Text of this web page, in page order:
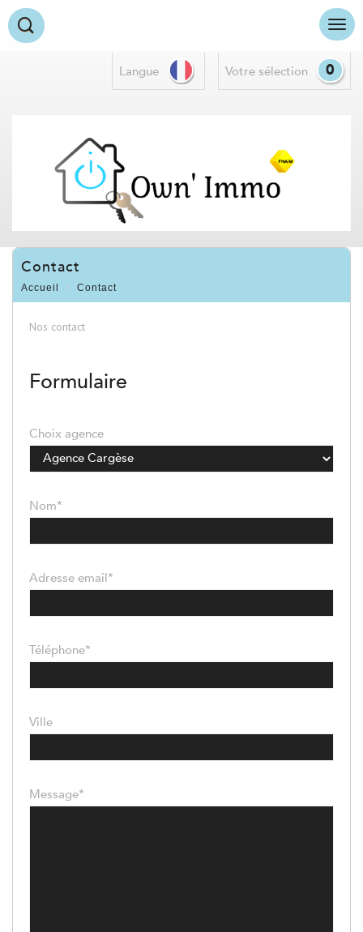
Langue votre sélection 0
contact
Accueil Contact
Nos contact
Formulaire
Choix agence
Nom*
Adresse email*
Téléphone*
Ville
Message*